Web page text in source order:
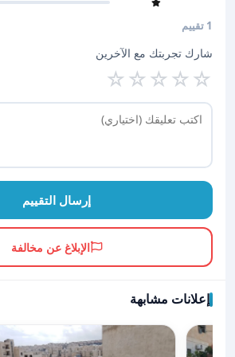
1 تقييم
شارك تجربتك مع الآخرين
☆
☆
☆
☆
☆
إرسال التقييم
الإبلاغ عن مخالفة
إعلانات مشابهة